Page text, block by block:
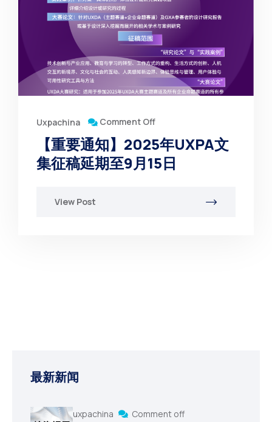
Uxpachina Comment Off
【重要通知】2025年UXPA文
集征稿延期至9月15日
View Post
最新新闻
uxpachina Comment off